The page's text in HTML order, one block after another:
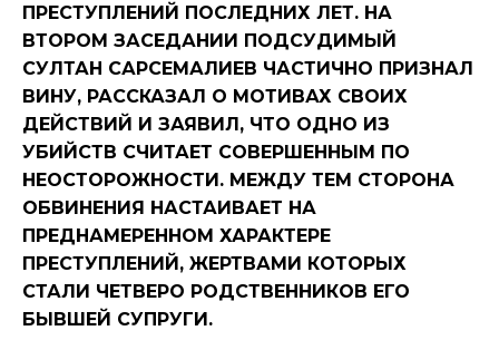
ПРЕСТУПЛЕНИЙ ПОСЛЕДНИХ ЛЕТ. НА
ВТОРОМ ЗАСЕДАНИИ ПОДСУДИМЫЙ
СУЛТАН САРСЕМАЛИЕВ ЧАСТИЧНО ПРИЗНАЛ
ВИНУ, РАССКАЗАЛ О МОТИВАХ СВОИХ
ДЕЙСТВИЙ И ЗАЯВИЛ, ЧТО ОДНО ИЗ
УБИЙСТВ СЧИТАЕТ СОВЕРШЕННЫМ ПО
НЕОСТОРОЖНОСТИ. МЕЖДУ ТЕМ СТОРОНА
ОБВИНЕНИЯ НАСТАИВАЕТ НА
ПРЕДНАМЕРЕННОМ ХАРАКТЕРЕ
ПРЕСТУПЛЕНИЙ, ЖЕРТВАМИ КОТОРЫХ
СТАЛИ ЧЕТВЕРО РОДСТВЕННИКОВ ЕГО
БЫВШЕЙ СУПРУГИ.